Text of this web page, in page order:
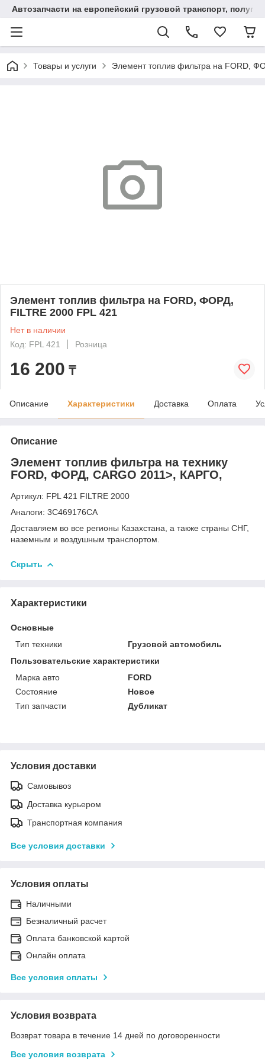
Автозапчасти на европейский грузовой транспорт,
Товары и услуги Элемент топлив фильтра на FORD,
Элемент топлив фильтра на FORD, ФОРД,
FILTRE 2000 FPL 421
Нет в наличии
Код: FPL 421
Розница
16 200 ₸
Описание Характеристики Доставка Оплата
Описание
Элемент топлив фильтра на технику
FORD, ФОРД, CARGO 2011>, КАРГО,
Артикул: FPL 421 FILTRE 2000
Аналоги: 3C469176CA
Доставляем во все регионы Казахстана, а также страны СНГ,
наземным и воздушным транспортом.
Скрыть
Характеристики
Основные
Тип техники
Грузовой автомобиль
Пользовательские характеристики
Марка авто
FORD
Состояние
Новое
Тип запчасти
Дубликат
Условия доставки
Самовывоз
Доставка курьером
Транспортная компания
Все условия доставки
Условия оплаты
Наличными
Безналичный расчет
Оплата банковской картой
Онлайн оплата
Все условия оплаты
Условия возврата
Возврат товара в течение 14 дней по договоренности
Все условия возврата